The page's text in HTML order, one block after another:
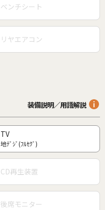
ベンチシート
リヤエアコン
装備説明／用語解説
TV
地ﾃﾞｼﾞ(ﾌﾙｾｸﾞ)
CD再生装置
後席モニター